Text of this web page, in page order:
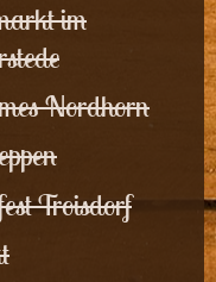
im
Nordhorn
Troisdorf